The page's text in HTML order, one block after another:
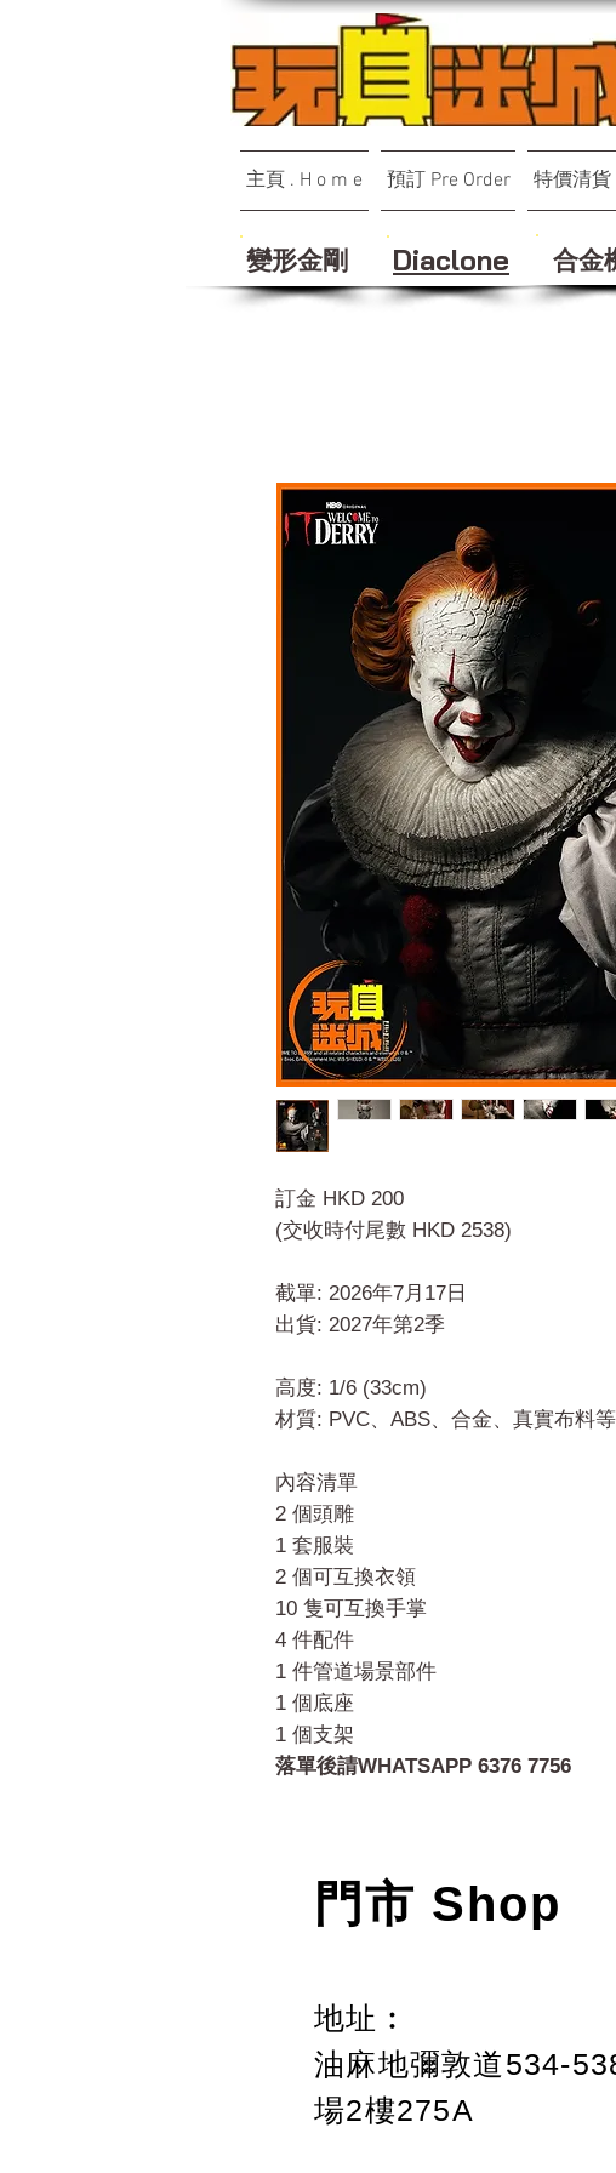
主頁 . H o m e 預訂 Pre Order 特價清貨
變形金剛 Diaclone 合金
訂金 HKD 200
(交收時付尾數 HKD 2538)
截單: 2026年7月17日
出貨: 2027年第2季
高度: 1/6 (33cm)
材質: PVC、ABS、合金、真實布料等
內容清單
2 個頭雕
1 套服裝
2 個可互換衣領
10 隻可互換手掌
4 件配件
1 件管道場景部件
1 個底座
1 個支架
落單後請WHATSAPP 6376 7756
門市 Shop
地址︰
油麻地彌敦道534-
場2樓275A